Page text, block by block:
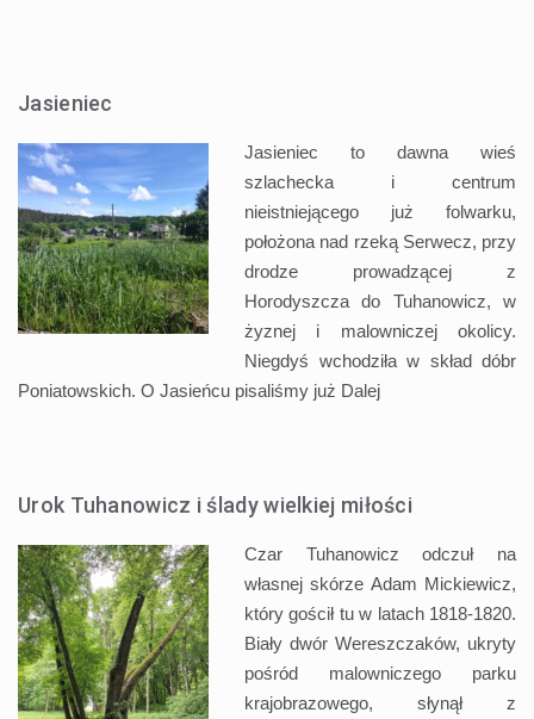
Jasieniec
Jasieniec to dawna wieś
szlachecka i centrum
nieistniejącego już folwarku,
położona nad rzeką Serwecz, przy
drodze prowadzącej z
Horodyszcza do Tuhanowicz, w
żyznej i malowniczej okolicy.
Niegdyś wchodziła w skład dóbr
Poniatowskich. O Jasieńcu pisaliśmy już Dalej
Urok Tuhanowicz i ślady wielkiej miłości
Czar Tuhanowicz odczuł na
własnej skórze Adam Mickiewicz,
który gościł tu w latach 1818-1820.
Biały dwór Wereszczaków, ukryty
pośród malowniczego parku
krajobrazowego, słynął z